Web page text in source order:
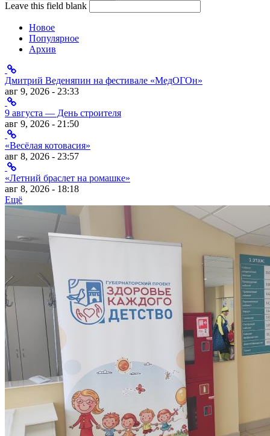
Leave this field blank
Новое
Популярное
Архив
Дмитрий Веденяпин на фестивале «МедОГОн»
авг 9, 2026 - 23:33
9 августа — День строителя
авг 9, 2026 - 21:50
«Весёлая котовасия»
авг 8, 2026 - 23:57
«Летний браслет на ромашке»
авг 8, 2026 - 18:18
Ещё